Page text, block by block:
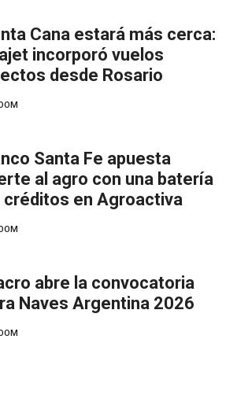
Cana estará más cerca:
incorporó vuelos
desde Rosario
Santa Fe apuesta
al agro con una batería
créditos en Agroactiva
abre la convocatoria
Naves Argentina 2026